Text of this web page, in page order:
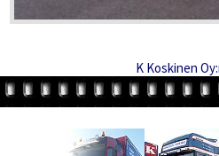
K Koskinen